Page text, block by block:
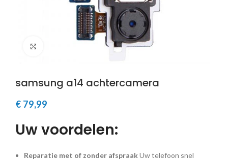
Klik om te vergroten
samsung a14 achtercamera
€ 79,99
Uw voordelen:
Reparatie met of zonder afspraakUw telefoon snel